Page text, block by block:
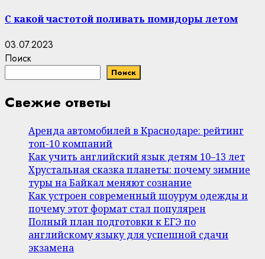
С какой частотой поливать помидоры летом
03.07.2023
Поиск
Поиск
Свежие ответы
Аренда автомобилей в Краснодаре: рейтинг
топ-10 компаний
Как учить английский язык детям 10–13 лет
Хрустальная сказка планеты: почему зимние
туры на Байкал меняют сознание
Как устроен современный шоурум одежды и
почему этот формат стал популярен
Полный план подготовки к ЕГЭ по
английскому языку для успешной сдачи
экзамена